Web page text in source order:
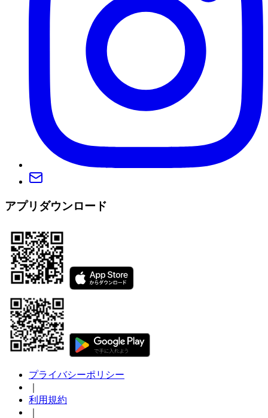
アプリダウンロード
プライバシーポリシー
利用規約